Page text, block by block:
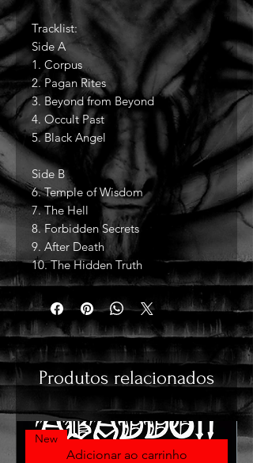
Tracklist:
Side A
1. Corpus
2. Pagan Rites
3. Beyond from Beyond
4. Occult Past
5. Black Angel
Side B
6. Temple of Wisdom
7. The Hell
8. Forbidden Secrets
9. After Death
10. The Hidden Truth
Produtos relacionados
Adicionar ao carrinho
New